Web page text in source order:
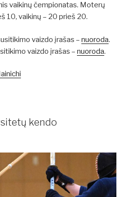
vaikinų čempionatas. Moterų
10, vaikinų – 20 prieš 20.
vaizdo įrašas – nuoroda.
vaizdo įrašas – nuoroda.
kendo